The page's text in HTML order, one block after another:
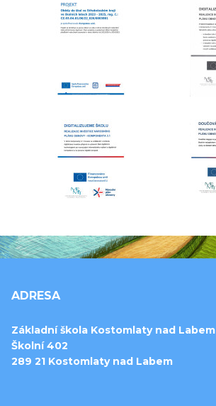
ADRESA
Základní škola Kostomlaty nad Labem
Školní 402
289 21 Kostomlaty nad Labem